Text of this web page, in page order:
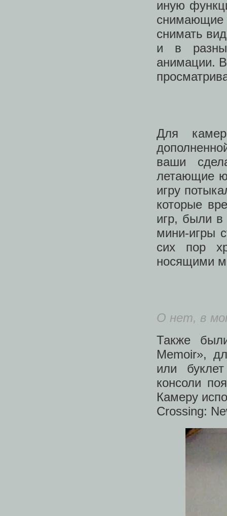
иную
снимающие
снимать
и в
анимации.
Для
ваши
летающие
игру
которые
игр, были в
мини-игры
сих пор
носящими
О нет, в
Также
Memoir»,
или
консоли
Камеру
Crossing: